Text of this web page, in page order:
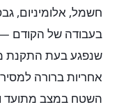
חשמל, אלומיניום,
בעבודה של הקודם
שנפגע בעת התקנת
אחריות ברורה
השטח במצב מתועד